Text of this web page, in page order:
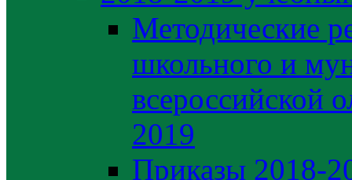
Методические
школьного и
всероссийской
2019
Приказы 2018-